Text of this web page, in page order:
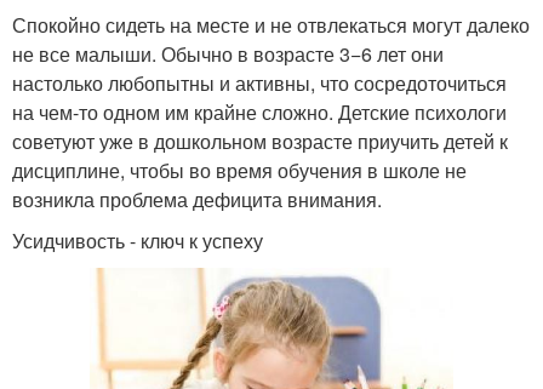
Спокойно сидеть на месте и не отвлекаться могут далеко
не все малыши. Обычно в возрасте 3−6 лет они
настолько любопытны и активны, что сосредоточиться
на чем-то одном им крайне сложно. Детские психологи
советуют уже в дошкольном возрасте приучить детей к
дисциплине, чтобы во время обучения в школе не
возникла проблема дефицита внимания.
Усидчивость - ключ к успеху